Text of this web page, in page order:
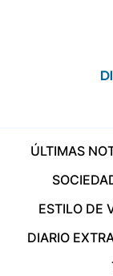
ÚLTIMAS
ESTILO DE
DIARIO